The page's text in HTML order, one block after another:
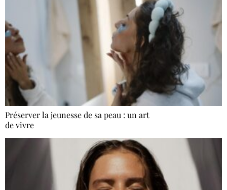
Préserver la jeunesse de sa peau : un art
de vivre